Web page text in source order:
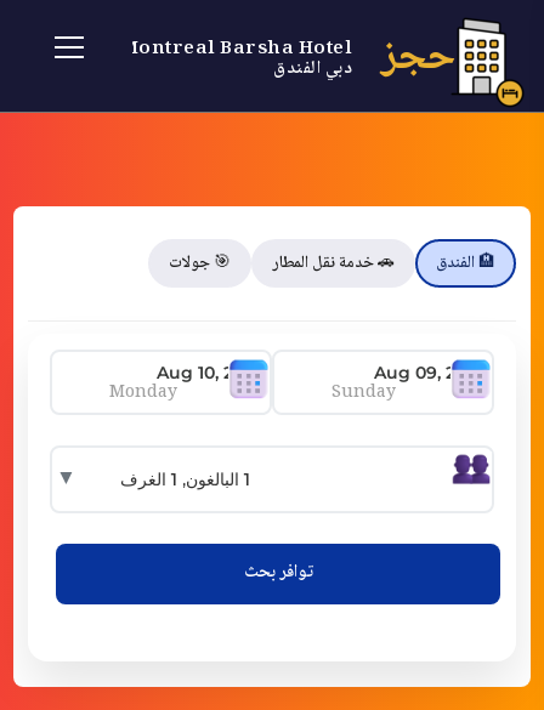
حجز Montreal Barsha Hotel
دبي الفندق
🏨 الفندق 🚗 خدمة نقل المطار 🎯 جولات
Sunday
Monday
▼
توافر بحث